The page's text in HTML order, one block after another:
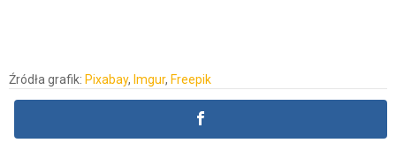
Źródła grafik: Pixabay, Imgur, Freepik